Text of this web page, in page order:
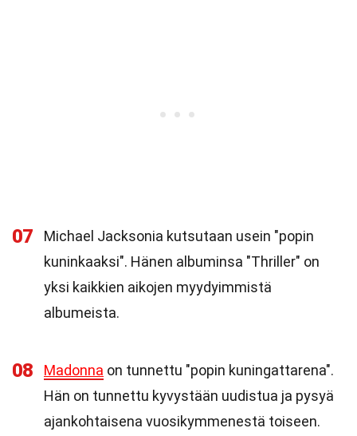
07
Michael Jacksonia kutsutaan usein "popin
kuninkaaksi". Hänen albuminsa "Thriller" on
yksi kaikkien aikojen myydyimmistä
albumeista.
08 Madonna on tunnettu "popin kuningattarena".
Hän on tunnettu kyvystään uudistua ja pysyä
ajankohtaisena vuosikymmenestä toiseen.